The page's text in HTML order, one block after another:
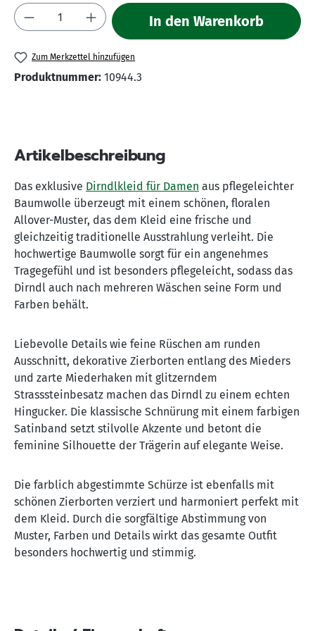
Produkt Anzahl: Gib den gewünschten
In den Warenkorb
Zum Merkzettel hinzufügen
Produktnummer: 10944.3
Artikelbeschreibung
Das exklusive Dirndlkleid für Damen aus pflegeleichter
Baumwolle überzeugt mit einem schönen, floralen
Allover-Muster, das dem Kleid eine frische und
gleichzeitig traditionelle Ausstrahlung verleiht. Die
hochwertige Baumwolle sorgt für ein angenehmes
Tragegefühl und ist besonders pflegeleicht, sodass das
Dirndl auch nach mehreren Wäschen seine Form und
Farben behält.
Liebevolle Details wie feine Rüschen am runden
Ausschnitt, dekorative Zierborten entlang des Mieders
und zarte Miederhaken mit glitzerndem
Strasssteinbesatz machen das Dirndl zu einem echten
Hingucker. Die klassische Schnürung mit einem farbigen
Satinband setzt stilvolle Akzente und betont die
feminine Silhouette der Trägerin auf elegante Weise.
Die farblich abgestimmte Schürze ist ebenfalls mit
schönen Zierborten verziert und harmoniert perfekt mit
dem Kleid. Durch die sorgfältige Abstimmung von
Muster, Farben und Details wirkt das gesamte Outfit
besonders hochwertig und stimmig.